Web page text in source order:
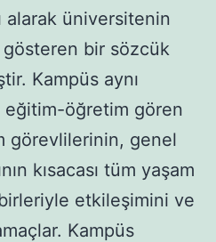
alarak üniversitenin
gösteren bir sözcük
Kampüs aynı
öğretim gören
görevlilerinin, genel
kısacası tüm yaşam
etkileşimini ve
Kampüs